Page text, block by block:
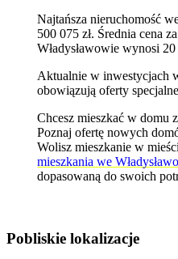
Najtańsza nieruchomość
500 075 zł. Średnia cena
Władysławowie wynosi 20
Aktualnie w inwestycjach
obowiązują oferty
Chcesz mieszkać w domu
Poznajofertę nowych
Wolisz mieszkanie w
mieszkania we
dopasowaną do swoich
Pobliskie lokalizacje